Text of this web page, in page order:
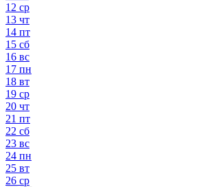
12 ср
13 чт
14 пт
15 сб
16 вс
17 пн
18 вт
19 ср
20 чт
21 пт
22 сб
23 вс
24 пн
25 вт
26 ср